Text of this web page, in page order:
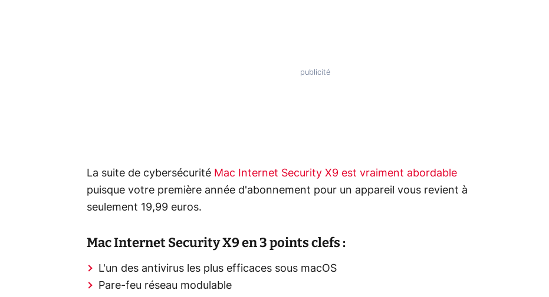
La suite de cybersécurité Mac Internet Security X9 est vraiment abordable
puisque votre première année d'abonnement pour un appareil vous revient à
seulement 19,99 euros.
Mac Internet Security X9 en 3 points clefs :
L'un des antivirus les plus efficaces sous macOS
Pare-feu réseau modulable